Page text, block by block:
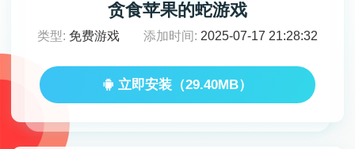
贪食苹果的蛇游戏
类型: 免费游戏 添加时间: 2025-07-17 21:28:32
立即安装（29.40MB）